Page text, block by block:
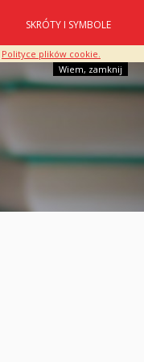
Polityce plików cookie.
Wiem, zamknij
SKRÓTY I SYMBOLE